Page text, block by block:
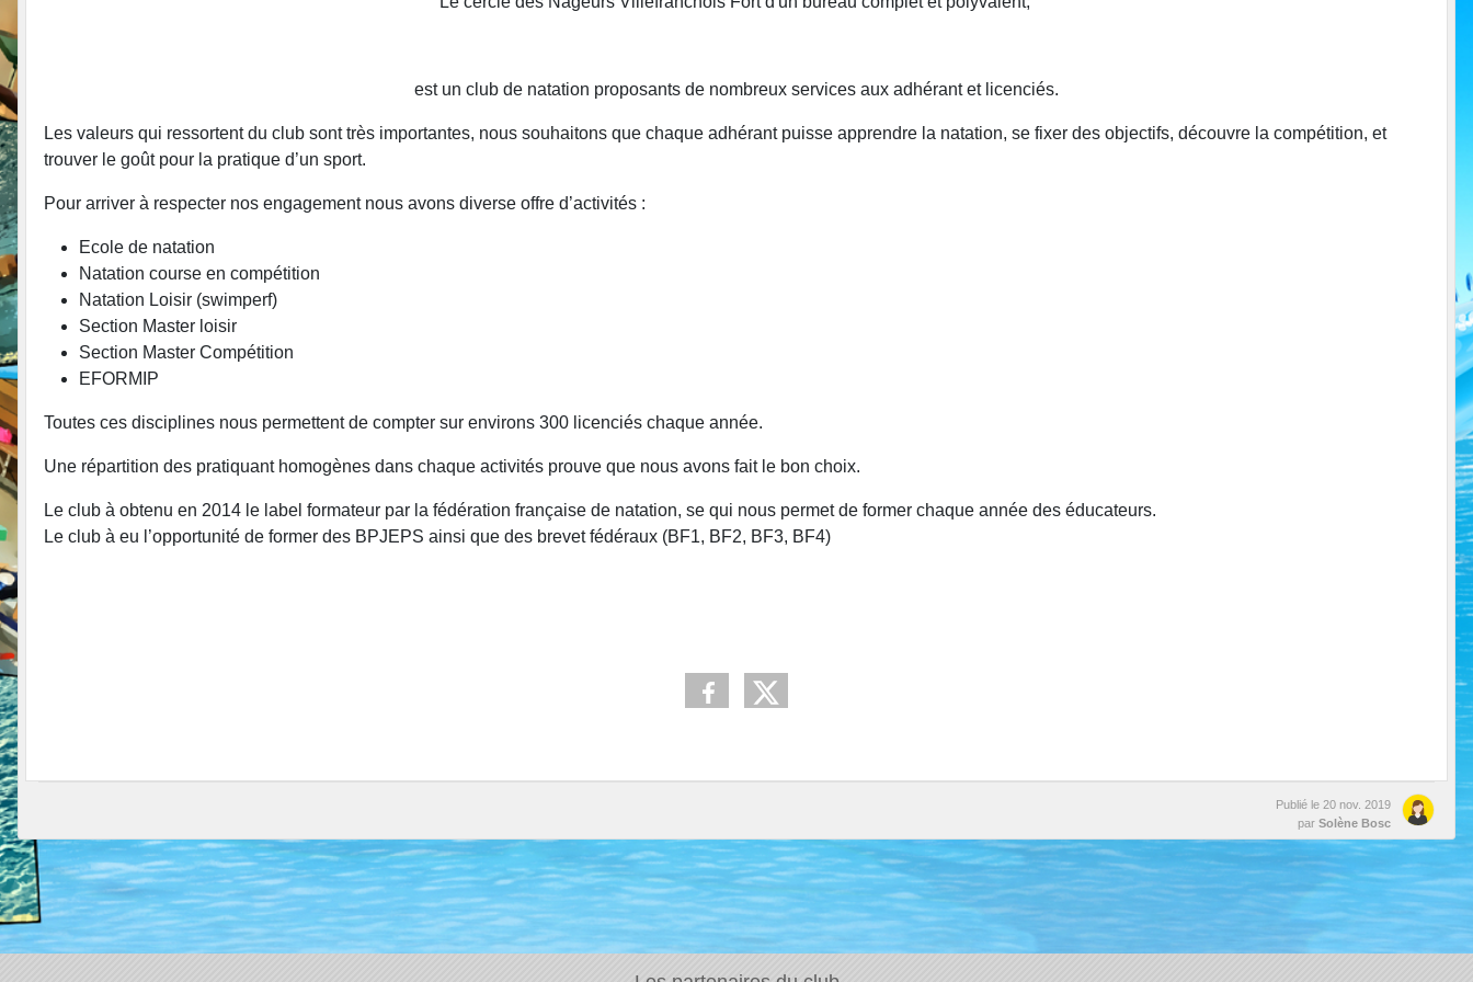
est un club de natation proposants de nombreux services aux adhérant et licenciés.
Les valeurs qui ressortent du club sont très importantes, nous souhaitons que chaque adhérant puisse apprendre la natation, se fixer des objectifs, découvre la compétition, et
trouver le goût pour la pratique d’un sport.
Pour arriver à respecter nos engagement nous avons diverse offre d’activités :
Ecole de natation
Natation course en compétition
Natation Loisir (swimperf)
Section Master loisir
Section Master Compétition
EFORMIP
Toutes ces disciplines nous permettent de compter sur environs 300 licenciés chaque année.
Une répartition des pratiquant homogènes dans chaque activités prouve que nous avons fait le bon choix.
Le club à obtenu en 2014 le label formateur par la fédération française de natation, se qui nous permet de former chaque année des éducateurs.
Le club à eu l’opportunité de former des BPJEPS ainsi que des brevet fédéraux (BF1, BF2, BF3, BF4)
Publié le 20 nov. 2019
par Solène Bosc